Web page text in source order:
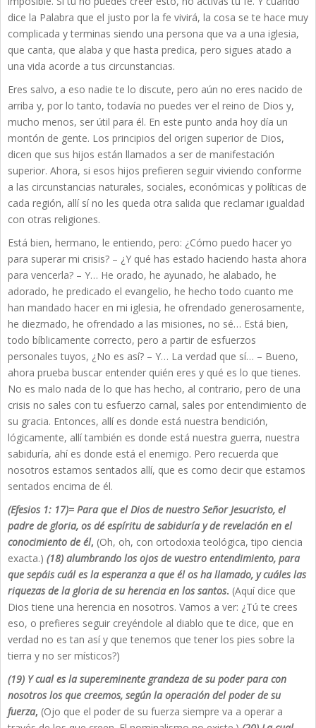
dice la Palabra que el justo por la fe vivirá, la cosa se te hace muy
complicada y terminas siendo una persona que va a una iglesia,
que canta, que alaba y que hasta predica, pero sigues atado a
una vida acorde a tus circunstancias.
Eres salvo, a eso nadie te lo discute, pero aún no eres nacido de
arriba y, por lo tanto, todavía no puedes ver el reino de Dios y,
mucho menos, ser útil para él. En este punto anda hoy día un
montón de gente. Los principios del origen superior de Dios,
dicen que sus hijos están llamados a ser de manifestación
superior. Ahora, si esos hijos prefieren seguir viviendo conforme
a las circunstancias naturales, sociales, económicas y políticas de
cada región, allí sí no les queda otra salida que reclamar igualdad
con otras religiones.
Está bien, hermano, le entiendo, pero: ¿Cómo puedo hacer yo
para superar mi crisis? – ¿Y qué has estado haciendo hasta ahora
para vencerla? – Y… He orado, he ayunado, he alabado, he
adorado, he predicado el evangelio, he hecho todo cuanto me
han mandado hacer en mi iglesia, he ofrendado generosamente,
he diezmado, he ofrendado a las misiones, no sé… Está bien,
todo bíblicamente correcto, pero a partir de esfuerzos
personales tuyos, ¿No es así? – Y… La verdad que sí… – Bueno,
ahora prueba buscar entender quién eres y qué es lo que tienes.
No es malo nada de lo que has hecho, al contrario, pero de una
crisis no sales con tu esfuerzo carnal, sales por entendimiento de
su gracia. Entonces, allí es donde está nuestra bendición,
lógicamente, allí también es donde está nuestra guerra, nuestra
sabiduría, ahí es donde está el enemigo. Pero recuerda que
nosotros estamos sentados allí, que es como decir que estamos
sentados encima de él.
(Efesios 1: 17)= Para que el Dios de nuestro Señor Jesucristo, el
padre de gloria, os dé espíritu de sabiduría y de revelación en el
conocimiento de él, (Oh, oh, con ortodoxia teológica, tipo ciencia
exacta.) (18) alumbrando los ojos de vuestro entendimiento, para
que sepáis cuál es la esperanza a que él os ha llamado, y cuáles las
riquezas de la gloria de su herencia en los santos. (Aquí dice que
Dios tiene una herencia en nosotros. Vamos a ver: ¿Tú te crees
eso, o prefieres seguir creyéndole al diablo que te dice, que en
verdad no es tan así y que tenemos que tener los pies sobre la
tierra y no ser místicos?)
(19) Y cual es la supereminente grandeza de su poder para con
nosotros los que creemos, según la operación del poder de su
fuerza, (Ojo que el poder de su fuerza siempre va a operar a